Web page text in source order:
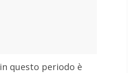
in questo periodo è